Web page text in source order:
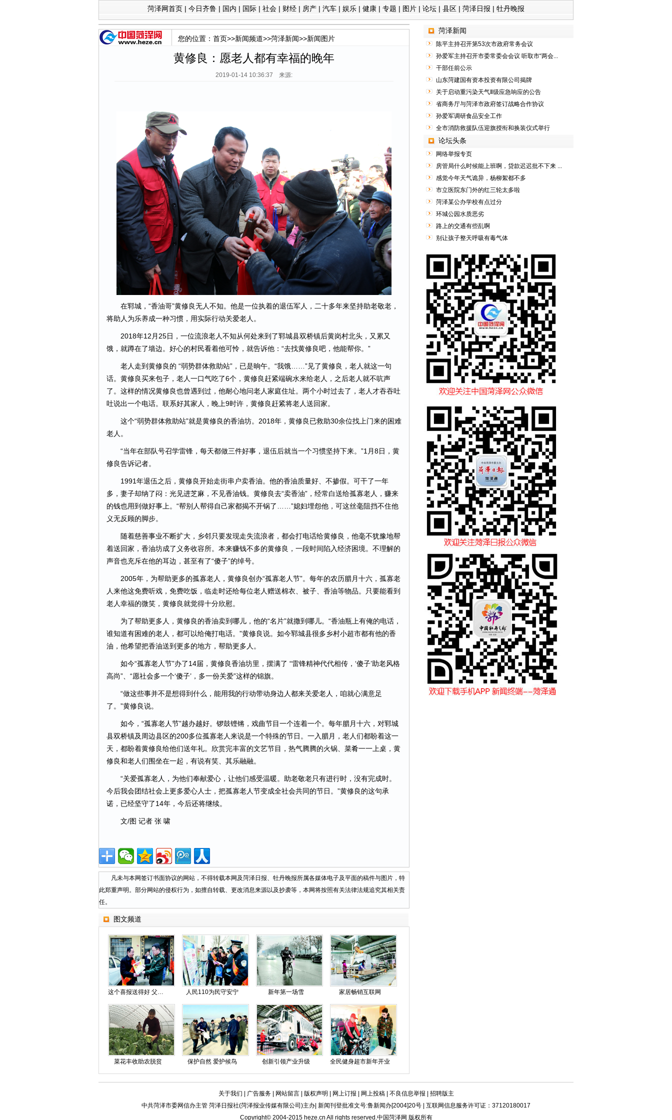
菏泽网首页 | 今日齐鲁 | 国内 | 国际 | 社会 | 财经 | 房产 | 汽车 | 娱乐 | 健康 | 专题 | 图片 | 论坛 | 县区 | 菏泽日报 | 牡丹晚报
您的位置： 首页>>新闻频道>>菏泽新闻>>新闻图片
黄修良：愿老人都有幸福的晚年
2019-01-14 10:36:37 来源:
在郓城，“香油哥”黄修良无人不知。他是一位执着的退伍军人，二十多年来坚持助老敬老，
将助人为乐养成一种习惯，用实际行动关爱老人。
2018年12月25日，一位流浪老人不知从何处来到了郓城县双桥镇后黄岗村北头，又累又
饿，就蹲在了墙边。好心的村民看着他可怜，就告诉他：“去找黄修良吧，他能帮你。”
老人走到黄修良的 “弱势群体救助站”，已是晌午。“我饿……”见了黄修良，老人就这一句
话。黄修良买来包子，老人一口气吃了6个，黄修良赶紧端碗水来给老人，之后老人就不吭声
了。这样的情况黄修良也曾遇到过，他耐心地问老人家庭住址。两个小时过去了，老人才吞吞吐
吐说出一个电话。联系好其家人，晚上9时许，黄修良赶紧将老人送回家。
这个“弱势群体救助站”就是黄修良的香油坊。2018年，黄修良已救助30余位找上门来的困难
老人。
“当年在部队号召学雷锋，每天都做三件好事，退伍后就当一个习惯坚持下来。”1月8日，黄
修良告诉记者。
1991年退伍之后，黄修良开始走街串户卖香油。他的香油质量好、不掺假。可干了一年
多，妻子却纳了闷：光见进芝麻，不见香油钱。黄修良去“卖香油”，经常白送给孤寡老人，赚来
的钱也用到做好事上。“帮别人帮得自己家都揭不开锅了……”媳妇埋怨他，可这丝毫阻挡不住他
义无反顾的脚步。
随着慈善事业不断扩大，乡邻只要发现走失流浪者，都会打电话给黄修良，他毫不犹豫地帮
着送回家，香油坊成了义务收容所。本来赚钱不多的黄修良，一段时间陷入经济困境。不理解的
声音也充斥在他的耳边，甚至有了“傻子”的绰号。
2005年，为帮助更多的孤寡老人，黄修良创办“孤寡老人节”。每年的农历腊月十六，孤寡老
人来他这免费听戏，免费吃饭，临走时还给每位老人赠送棉衣、被子、香油等物品。只要能看到
老人幸福的微笑，黄修良就觉得十分欣慰。
为了帮助更多人，黄修良的香油卖到哪儿，他的“名片”就撒到哪儿。“香油瓶上有俺的电话，
谁知道有困难的老人，都可以给俺打电话。”黄修良说。如今郓城县很多乡村小超市都有他的香
油，他希望把香油送到更多的地方，帮助更多人。
如今“孤寡老人节”办了14届，黄修良香油坊里，摆满了 “雷锋精神代代相传，‘傻子’助老风格
高尚”、“愿社会多一个‘傻子’，多一份关爱”这样的锦旗。
“做这些事并不是想得到什么，能用我的行动带动身边人都来关爱老人，咱就心满意足
了。”黄修良说。
如今，“孤寡老人节”越办越好。锣鼓铿锵，戏曲节目一个连着一个。每年腊月十六，对郓城
县双桥镇及周边县区的200多位孤寡老人来说是一个特殊的节日。一入腊月，老人们都盼着这一
天，都盼着黄修良给他们送年礼。欣赏完丰富的文艺节目，热气腾腾的火锅、菜肴一一上桌，黄
修良和老人们围坐在一起，有说有笑、其乐融融。
“关爱孤寡老人，为他们奉献爱心，让他们感受温暖。助老敬老只有进行时，没有完成时。
今后我会团结社会上更多爱心人士，把孤寡老人节变成全社会共同的节日。”黄修良的这句承
诺，已经坚守了14年，今后还将继续。
文/图 记者 张 啸
凡未与本网签订书面协议的网站，不得转载本网及菏泽日报、牡丹晚报所属各媒体电子及平面的稿件与图片，特
此郑重声明。部分网站的侵权行为，如擅自转载、更改消息来源以及抄袭等，本网将按照有关法律法规追究其相关责
任。
图文频道
人民110为民守安宁 新年第一场雪 家居畅销互联网
菜花丰收助农脱贫 保护自然 爱护候鸟 创新引领产业升级 全民健身超市新年开业
菏泽新闻
陈平主持召开第53次市政府常务会议
孙爱军主持召开市委常委会会议 听取市“两会...
干部任前公示
山东菏建国有资本投资有限公司揭牌
关于启动重污染天气Ⅱ级应急响应的公告
省商务厅与菏泽市政府签订战略合作协议
孙爱军调研食品安全工作
全市消防救援队伍迎旗授衔和换装仪式举行
论坛头条
网络举报专页
房管局什么时候能上班啊，贷款迟迟批不下来 ...
感觉今年天气诡异，杨柳絮都不多
市立医院东门外的红三轮太多啦
菏泽某公办学校有点过分
环城公园水质恶劣
路上的交通有些乱啊
别让孩子整天呼吸有毒气体
关于我们 | 广告服务| 网站留言| 版权声明 | 网上订报 | 网上投稿| 不良信息举报 | 招聘版主
中共菏泽市委网信办主管 菏泽日报社(菏泽报业传媒有限公司)主办| 新闻刊登批准文号:鲁新闻办[2004]20号 | 互联网信息服务许可证：37120180017
Copyright© 2004-2015 heze.cn All rights reserved.中国菏泽网 版权所有